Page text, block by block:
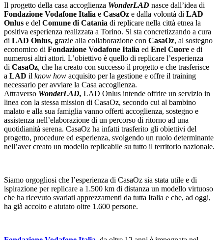
Il progetto della casa accoglienza WonderLAD nasce dall’idea di
Fondazione Vodafone Italia e CasaOz e dalla volontà di LAD
Onlus e del Comune di Catania di replicare nella città etnea la
positiva esperienza realizzata a Torino. Si sta concretizzando a cura
di LAD Onlus, grazie alla collaborazione con CasaOz, al sostegno
economico di Fondazione Vodafone Italia ed Enel Cuore e di
numerosi altri attori. L’obiettivo è quello di replicare l’esperienza
di CasaOz, che ha creato con successo il progetto e che trasferisce
a LAD il know how acquisito per la gestione e offre il training
necessario per avviare la Casa accoglienza.
Attraverso WonderLAD, LAD Onlus intende offrire un servizio in
linea con la stessa mission di CasaOz, secondo cui al bambino
malato e alla sua famiglia vanno offerti accoglienza, sostegno e
assistenza nell’elaborazione di un percorso di ritorno ad una
quotidianità serena. CasaOz ha infatti trasferito gli obiettivi del
progetto, procedure ed esperienza, svolgendo un ruolo determinante
nell’aver creato un modello replicabile su tutto il territorio nazionale.
Siamo orgogliosi che l’esperienza di CasaOz sia stata utile e di
ispirazione per replicare a 1.500 km di distanza un modello virtuoso
che ha ricevuto svariati apprezzamenti da tutta Italia e che, ad oggi,
ha già accolto e aiutato oltre 1.600 persone.